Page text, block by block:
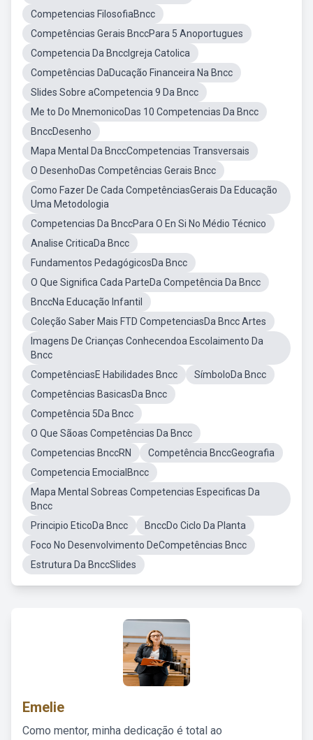
Competencias FilosofiaBncc
Competências Gerais BnccPara 5 Anoportugues
Competencia Da BnccIgreja Catolica
Competências DaDucação Financeira Na Bncc
Slides Sobre aCompetencia 9 Da Bncc
Me to Do MnemonicoDas 10 Competencias Da Bncc
BnccDesenho
Mapa Mental Da BnccCompetencias Transversais
O DesenhoDas Competências Gerais Bncc
Como Fazer De Cada CompetênciasGerais Da Educação
Uma Metodologia
Competencias Da BnccPara O En Si No Médio Técnico
Analise CriticaDa Bncc
Fundamentos PedagógicosDa Bncc
O Que Significa Cada ParteDa Competência Da Bncc
BnccNa Educação Infantil
Coleção Saber Mais FTD CompetenciasDa Bncc Artes
Imagens De Crianças Conhecendoa Escolaimento Da
Bncc
CompetênciasE Habilidades Bncc
SímboloDa Bncc
Competências BasicasDa Bncc
Competência 5Da Bncc
O Que Sãoas Competências Da Bncc
Competencias BnccRN
Competência BnccGeografia
Competencia EmocialBncc
Mapa Mental Sobreas Competencias Especificas Da
Bncc
Principio EticoDa Bncc
BnccDo Ciclo Da Planta
Foco No Desenvolvimento DeCompetências Bncc
Estrutura Da BnccSlides
Emelie
Como mentor, minha dedicação é total ao